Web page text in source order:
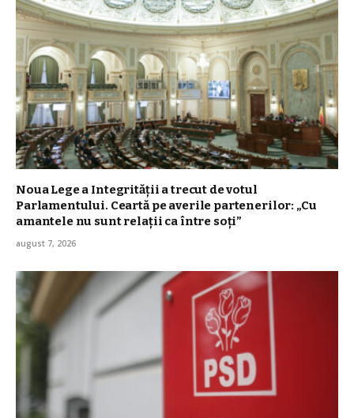
Noua Lege a Integrității a trecut de votul
Parlamentului. Ceartă pe averile partenerilor: „Cu
amantele nu sunt relații ca între soți”
august 7, 2026